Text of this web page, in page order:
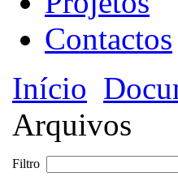
Contactos
Início
Arquivos
Filtro